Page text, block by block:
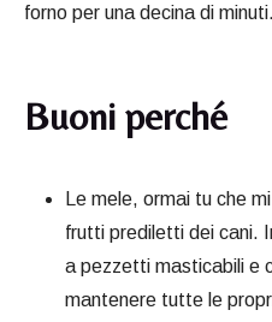
forno per una decina di minuti.
Buoni perché
Le mele, ormai tu che
frutti prediletti dei cani.
a pezzetti masticabili e
mantenere tutte le